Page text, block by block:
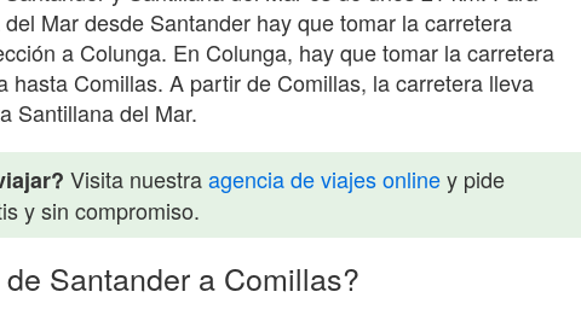
Mar desde Santander hay que tomar la carretera
a Colunga. En Colunga, hay que tomar la carretera
hasta Comillas. A partir de Comillas, la carretera lleva
Santillana del Mar.
Visita nuestraagencia de viajes onliney pide
y sin compromiso.
Santander a Comillas?